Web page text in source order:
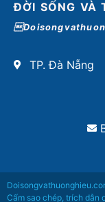
ĐỜI SỐNG VÀ
TP. Đà Nẵng
Cấm sao chép, trích dẫn